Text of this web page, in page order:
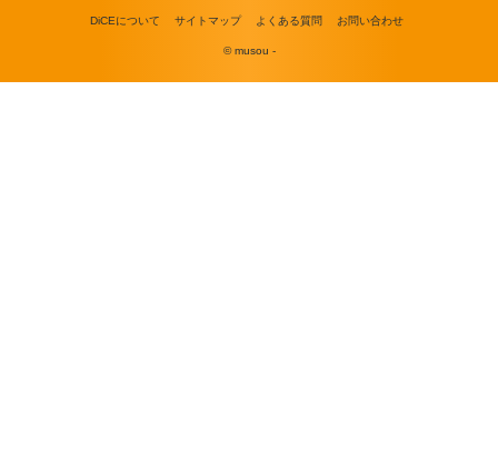
DiCEについて サイトマップ よくある質問 お問い合わせ
© musou -